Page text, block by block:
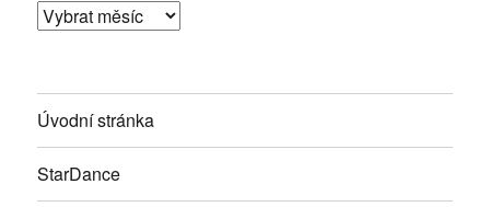
Archivy
Úvodní stránka
StarDance